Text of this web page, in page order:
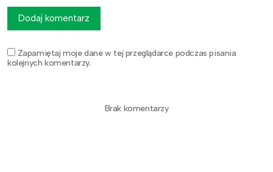
Zapamiętaj moje dane w tej przeglądarce podczas pisania
kolejnych komentarzy.
Dodaj komentarz
Brak komentarzy